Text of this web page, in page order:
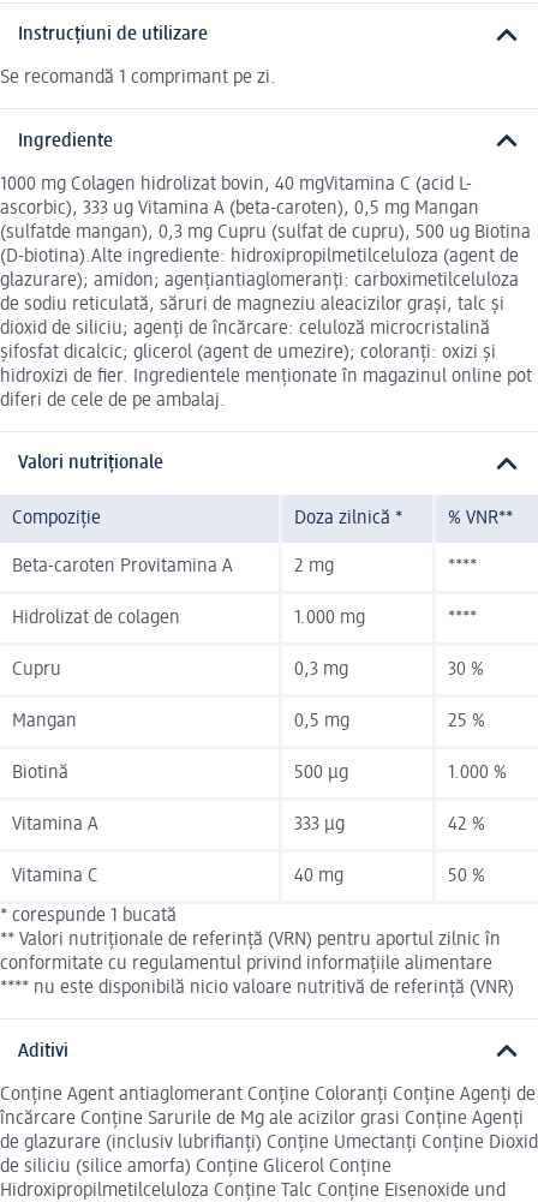
Instrucțiuni de utilizare
Se recomandă 1 comprimant pe zi.
Ingrediente
1000 mg Colagen hidrolizat bovin, 40 mgVitamina C (acid L-
ascorbic), 333 ug Vitamina A (beta-caroten), 0,5 mg Mangan
(sulfatde mangan), 0,3 mg Cupru (sulfat de cupru), 500 ug Biotina
(D-biotina).Alte ingrediente: hidroxipropilmetilceluloza (agent de
glazurare); amidon; agențiantiaglomeranți: carboximetilceluloza
de sodiu reticulată, săruri de magneziu aleacizilor grași, talc și
dioxid de siliciu; agenți de încărcare: celuloză microcristalină
șifosfat dicalcic; glicerol (agent de umezire); coloranți: oxizi și
hidroxizi de fier. Ingredientele menționate în magazinul online pot
diferi de cele de pe ambalaj.
Valori nutriționale
Compoziție Doza zilnică * % VNR**
Beta-caroten Provitamina A 2 mg ****
Hidrolizat de colagen 1.000 mg ****
Cupru 0,3 mg 30 %
Mangan 0,5 mg 25 %
Biotină 500 µg 1.000 %
Vitamina A 333 µg 42 %
Vitamina C 40 mg 50 %
* corespunde 1 bucată
** Valori nutriționale de referință (VRN) pentru aportul zilnic în
conformitate cu regulamentul privind informațiile alimentare
**** nu este disponibilă nicio valoare nutritivă de referință (VNR)
Aditivi
Conține Agent antiaglomerant Conține Coloranți Conține Agenți de
încărcare Conține Sarurile de Mg ale acizilor grasi Conține Agenți
de glazurare (inclusiv lubrifianți) Conține Umectanți Conține Dioxid
de siliciu (silice amorfa) Conține Glicerol Conține
Hidroxipropilmetilceluloza Conține Talc Conține Eisenoxide und